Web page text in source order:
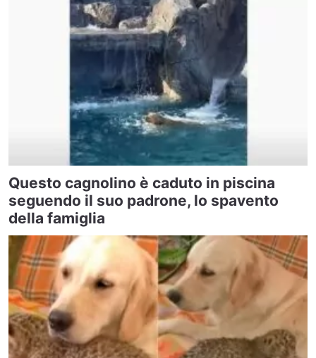
Questo cagnolino è caduto in piscina
seguendo il suo padrone, lo spavento
della famiglia